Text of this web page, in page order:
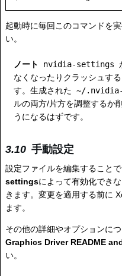
起動時に毎回このコマンドを
い。
ノート nvidia-settings
なくなったりクラッシュす
す。生成された ~/
ルの両方/片方を調整するか
うになるはずです。
手動設定
設定ファイルを編集すること
settingsによって有効化でき
きます。変更を適用する前に
ます。
その他の詳細やオプションに
Graphics Driver README
い。